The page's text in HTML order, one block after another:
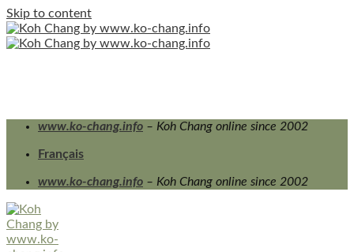
Skip to content
www.ko-chang.info – Koh Chang online since 2002
Français
www.ko-chang.info – Koh Chang online since 2002